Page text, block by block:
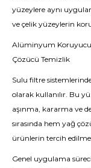
yüzeylere aynı
ve çelik yüzeylerin
Alüminyum Koruyucu
Çözücü Temizlik
Sulu filtre
olarak kullanılır. Bu
aşınma, kararma ve
sırasında hem yağ
ürünlerin tercih
Genel uygulama